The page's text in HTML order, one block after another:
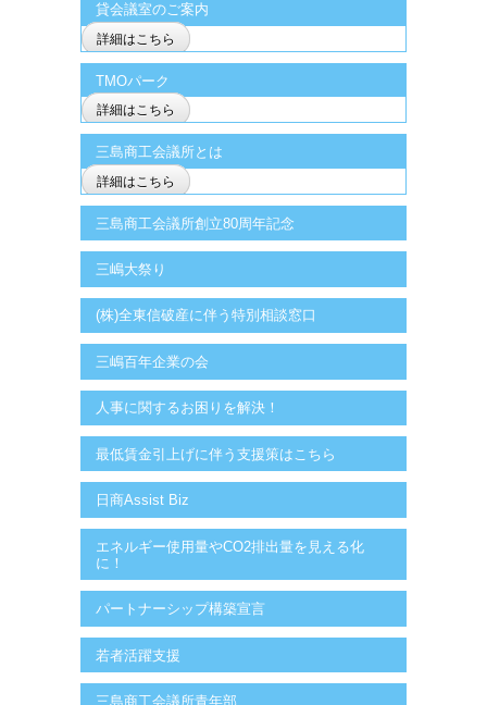
貸会議室のご案内
詳細はこちら
TMOパーク
詳細はこちら
三島商工会議所とは
詳細はこちら
三島商工会議所創立80周年記念
三嶋大祭り
(株)全東信破産に伴う特別相談窓口
三嶋百年企業の会
人事に関するお困りを解決！
最低賃金引上げに伴う支援策はこちら
日商Assist Biz
エネルギー使用量やCO2排出量を見える化
に！
パートナーシップ構築宣言
若者活躍支援
三島商工会議所青年部